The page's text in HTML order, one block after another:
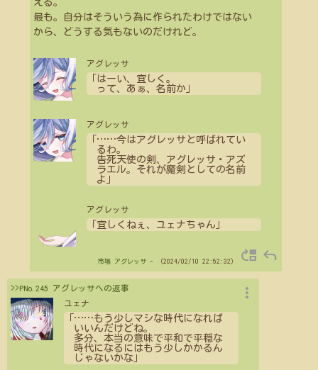
える。
最も。自分はそういう為に作られたわけではない
から、どうする気もないのだけれど。
アグレッサ
「はーい、宜しく。
って、あぁ、名前か」
アグレッサ
……今はアグレッサと呼ばれてい
るわ。
告死天使の剣、アグレッサ・アズ
ラエル。それが魔剣としての名前
よ」
アグレッサ
「宜しくねぇ、ユェナちゃん」
市場 アグレッサ- （2024/02/10 22:52:32） move_up reply
>>PNo.245 アグレッサへの返事
ユェナ
……もう少しマシな時代になれば
いいんだけどね。
多分、本当の意味で平和で平穏な
時代になるにはもう少しかかるん
じゃないかな」
more_vert